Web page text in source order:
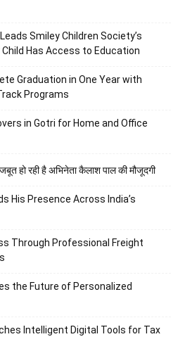
Smiley Children Society’s
Has Access to Education
Graduation in One Year with
Programs
in Gotri for Home and Office
हो रही है अभिनेता कैलाश पाल की मौजूदगी
His Presence Across India’s
Through Professional Freight
the Future of Personalized
Intelligent Digital Tools for Tax